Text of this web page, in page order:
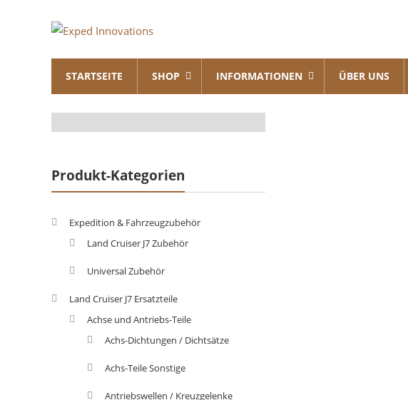
Exped
Innovations
Solutions
for
your
Overland
STARTSEITE SHOP INFORMATIONEN ÜBER UNS
Produkt-Kategorien
Expedition & Fahrzeugzubehör
Land Cruiser J7 Zubehör
Universal Zubehör
Land Cruiser J7 Ersatzteile
Achse und Antriebs-Teile
Achs-Dichtungen / Dichtsätze
Achs-Teile Sonstige
Antriebswellen / Kreuzgelenke